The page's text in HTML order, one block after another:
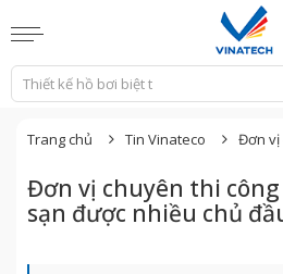
Trang chủ Tin Vinateco Đơn vị
Đơn vị chuyên thi
sạn được nhiều chủ